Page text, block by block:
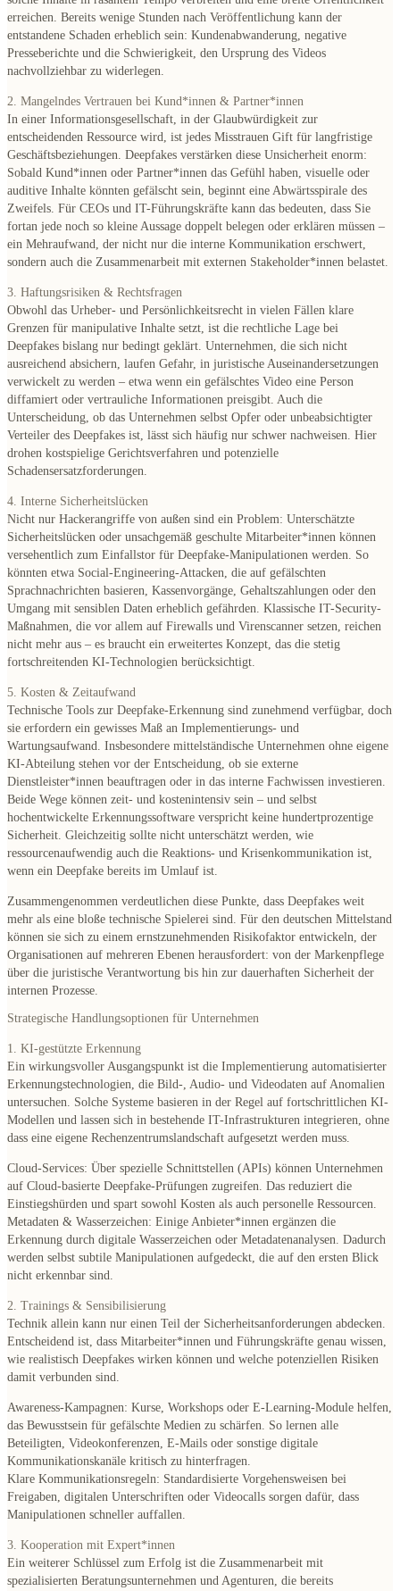
erreichen. Bereits wenige Stunden nach Veröffentlichung kann der
entstandene Schaden erheblich sein: Kundenabwanderung, negative
Presseberichte und die Schwierigkeit, den Ursprung des Videos
nachvollziehbar zu widerlegen.
2. Mangelndes Vertrauen bei Kund*innen & Partner*innen
In einer Informationsgesellschaft, in der Glaubwürdigkeit zur
entscheidenden Ressource wird, ist jedes Misstrauen Gift für langfristige
Geschäftsbeziehungen. Deepfakes verstärken diese Unsicherheit enorm:
Sobald Kund*innen oder Partner*innen das Gefühl haben, visuelle oder
auditive Inhalte könnten gefälscht sein, beginnt eine Abwärtsspirale des
Zweifels. Für CEOs und IT-Führungskräfte kann das bedeuten, dass Sie
fortan jede noch so kleine Aussage doppelt belegen oder erklären müssen –
ein Mehraufwand, der nicht nur die interne Kommunikation erschwert,
sondern auch die Zusammenarbeit mit externen Stakeholder*innen belastet.
3. Haftungsrisiken & Rechtsfragen
Obwohl das Urheber- und Persönlichkeitsrecht in vielen Fällen klare
Grenzen für manipulative Inhalte setzt, ist die rechtliche Lage bei
Deepfakes bislang nur bedingt geklärt. Unternehmen, die sich nicht
ausreichend absichern, laufen Gefahr, in juristische Auseinandersetzungen
verwickelt zu werden – etwa wenn ein gefälschtes Video eine Person
diffamiert oder vertrauliche Informationen preisgibt. Auch die
Unterscheidung, ob das Unternehmen selbst Opfer oder unbeabsichtigter
Verteiler des Deepfakes ist, lässt sich häufig nur schwer nachweisen. Hier
drohen kostspielige Gerichtsverfahren und potenzielle
Schadensersatzforderungen.
4. Interne Sicherheitslücken
Nicht nur Hackerangriffe von außen sind ein Problem: Unterschätzte
Sicherheitslücken oder unsachgemäß geschulte Mitarbeiter*innen können
versehentlich zum Einfallstor für Deepfake-Manipulationen werden. So
könnten etwa Social-Engineering-Attacken, die auf gefälschten
Sprachnachrichten basieren, Kassenvorgänge, Gehaltszahlungen oder den
Umgang mit sensiblen Daten erheblich gefährden. Klassische IT-Security-
Maßnahmen, die vor allem auf Firewalls und Virenscanner setzen, reichen
nicht mehr aus – es braucht ein erweitertes Konzept, das die stetig
fortschreitenden KI-Technologien berücksichtigt.
5. Kosten & Zeitaufwand
Technische Tools zur Deepfake-Erkennung sind zunehmend verfügbar, doch
sie erfordern ein gewisses Maß an Implementierungs- und
Wartungsaufwand. Insbesondere mittelständische Unternehmen ohne eigene
KI-Abteilung stehen vor der Entscheidung, ob sie externe
Dienstleister*innen beauftragen oder in das interne Fachwissen investieren.
Beide Wege können zeit- und kostenintensiv sein – und selbst
hochentwickelte Erkennungssoftware verspricht keine hundertprozentige
Sicherheit. Gleichzeitig sollte nicht unterschätzt werden, wie
ressourcenaufwendig auch die Reaktions- und Krisenkommunikation ist,
wenn ein Deepfake bereits im Umlauf ist.
Zusammengenommen verdeutlichen diese Punkte, dass Deepfakes weit
mehr als eine bloße technische Spielerei sind. Für den deutschen Mittelstand
können sie sich zu einem ernstzunehmenden Risikofaktor entwickeln, der
Organisationen auf mehreren Ebenen herausfordert: von der Markenpflege
über die juristische Verantwortung bis hin zur dauerhaften Sicherheit der
internen Prozesse.
Strategische Handlungsoptionen für Unternehmen
1. KI-gestützte Erkennung
Ein wirkungsvoller Ausgangspunkt ist die Implementierung automatisierter
Erkennungstechnologien, die Bild-, Audio- und Videodaten auf Anomalien
untersuchen. Solche Systeme basieren in der Regel auf fortschrittlichen KI-
Modellen und lassen sich in bestehende IT-Infrastrukturen integrieren, ohne
dass eine eigene Rechenzentrumslandschaft aufgesetzt werden muss.
Cloud-Services: Über spezielle Schnittstellen (APIs) können Unternehmen
auf Cloud-basierte Deepfake-Prüfungen zugreifen. Das reduziert die
Einstiegshürden und spart sowohl Kosten als auch personelle Ressourcen.
Metadaten & Wasserzeichen: Einige Anbieter*innen ergänzen die
Erkennung durch digitale Wasserzeichen oder Metadatenanalysen. Dadurch
werden selbst subtile Manipulationen aufgedeckt, die auf den ersten Blick
nicht erkennbar sind.
2. Trainings & Sensibilisierung
Technik allein kann nur einen Teil der Sicherheitsanforderungen abdecken.
Entscheidend ist, dass Mitarbeiter*innen und Führungskräfte genau wissen,
wie realistisch Deepfakes wirken können und welche potenziellen Risiken
damit verbunden sind.
Awareness-Kampagnen: Kurse, Workshops oder E-Learning-Module helfen,
das Bewusstsein für gefälschte Medien zu schärfen. So lernen alle
Beteiligten, Videokonferenzen, E-Mails oder sonstige digitale
Kommunikationskanäle kritisch zu hinterfragen.
Klare Kommunikationsregeln: Standardisierte Vorgehensweisen bei
Freigaben, digitalen Unterschriften oder Videocalls sorgen dafür, dass
Manipulationen schneller auffallen.
3. Kooperation mit Expert*innen
Ein weiterer Schlüssel zum Erfolg ist die Zusammenarbeit mit
spezialisierten Beratungsunternehmen und Agenturen, die bereits